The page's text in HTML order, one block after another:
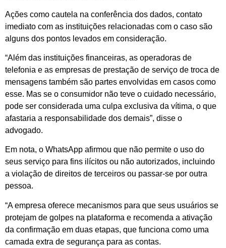
Ações como cautela na conferência dos dados, contato
imediato com as instituições relacionadas com o caso são
alguns dos pontos levados em consideração.
“Além das instituições financeiras, as operadoras de
telefonia e as empresas de prestação de serviço de troca de
mensagens também são partes envolvidas em casos como
esse. Mas se o consumidor não teve o cuidado necessário,
pode ser considerada uma culpa exclusiva da vítima, o que
afastaria a responsabilidade dos demais”, disse o
advogado.
Em nota, o WhatsApp afirmou que não permite o uso do
seus serviço para fins ilícitos ou não autorizados, incluindo
a violação de direitos de terceiros ou passar-se por outra
pessoa.
“A empresa oferece mecanismos para que seus usuários se
protejam de golpes na plataforma e recomenda a ativação
da confirmação em duas etapas, que funciona como uma
camada extra de segurança para as contas.